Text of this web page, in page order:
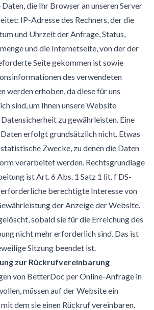
die Ihr Browser an unseren Server
IP-Adresse des Rechners, der die
und Uhrzeit der Anfrage, Status,
und die Internetseite, von der der
Seite gekommen ist sowie
des verwendeten
werden erhoben, da diese für uns
sind, um Ihnen unsere Website
zu gewährleisten. Eine
erfolgt grundsätzlich nicht. Etwas
Zwecke, zu denen die Daten
verarbeitet werden. Rechtsgrundlage
ist Art. 6 Abs. 1 Satz 1 lit. f DS-
berechtigte Interesse von
der Anzeige der Website.
sobald sie für die Erreichung des
nicht mehr erforderlich sind. Das ist
Sitzung beendet ist.
zur Rückrufvereinbarung
von BetterDoc per Online-Anfrage in
müssen auf der Website ein
dem sie einen Rückruf vereinbaren.